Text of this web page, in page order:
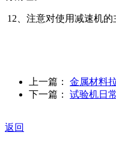
12、注意对使用减速机的
上一篇： 金属材料
下一篇： 试验机日
返回